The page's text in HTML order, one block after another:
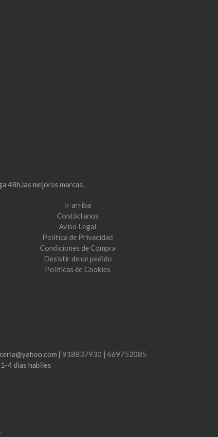
48h,las mejores marcas.
Ir arriba
Contáctanos
Aviso Legal
Política de Privacidad
Condiciones de Compra
Desistir de un pedido
Políticas de Cookies
| 918837930 | 669752085
1-4 dias habiles